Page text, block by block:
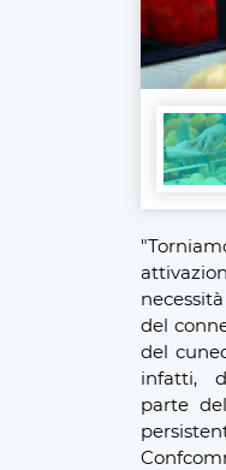
del
del
infatti,
parte